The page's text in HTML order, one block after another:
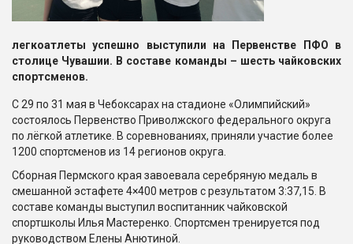
легкоатлеты успешно выступили на Первенстве ПФО в
столице Чувашии. В составе команды – шесть чайковских
спортсменов.
С 29 по 31 мая в Чебоксарах на стадионе «Олимпийский»
состоялось Первенство Приволжского федерального округа
по лёгкой атлетике. В соревнованиях, приняли участие более
1200 спортсменов из 14 регионов округа.
Сборная Пермского края завоевала серебряную медаль в
смешанной эстафете 4×400 метров с результатом 3:37,15. В
составе команды выступил воспитанник чайковской
спортшколы Илья Мастеренко. Спортсмен тренируется под
руководством Елены Анютиной.